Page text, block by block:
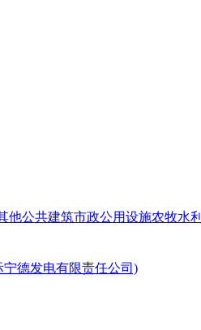
他公共建筑市政公用设施农牧水利
德发电有限责任公司)